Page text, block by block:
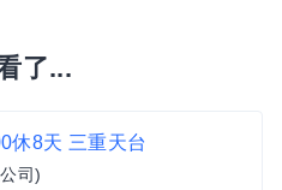
了...
休8天 三重天台
司)